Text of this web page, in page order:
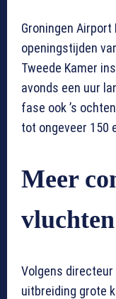
Groningen
openingstijden
Tweede Kamer
avonds een uur
fase ook ’s
tot ongeveer 150
Meer
Volgens
uitbreiding grote